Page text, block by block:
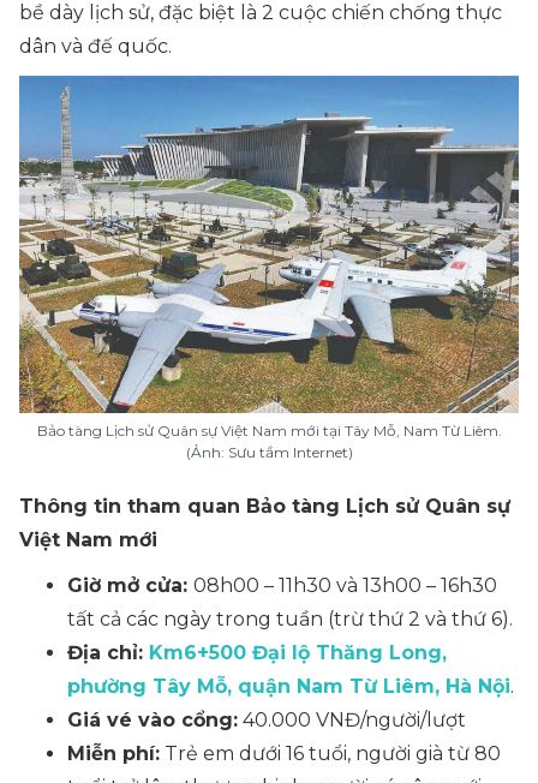
bề dày lịch sử, đặc biệt là 2 cuộc chiến chống thực
dân và đế quốc.
Bảo tàng Lịch sử Quân sự Việt Nam mới tại Tây Mỗ, Nam Từ Liêm.
(Ảnh: Sưu tầm Internet)
Thông tin tham quan Bảo tàng Lịch sử Quân sự
Việt Nam mới
Giờ mở cửa: 08h00 – 11h30 và 13h00 – 16h30
tất cả các ngày trong tuần (trừ thứ 2 và thứ 6).
Địa chỉ: Km6+500 Đại lộ Thăng Long,
phường Tây Mỗ, quận Nam Từ Liêm, Hà Nội.
Giá vé vào cổng: 40.000 VNĐ/người/lượt
Miễn phí: Trẻ em dưới 16 tuổi, người già từ 80